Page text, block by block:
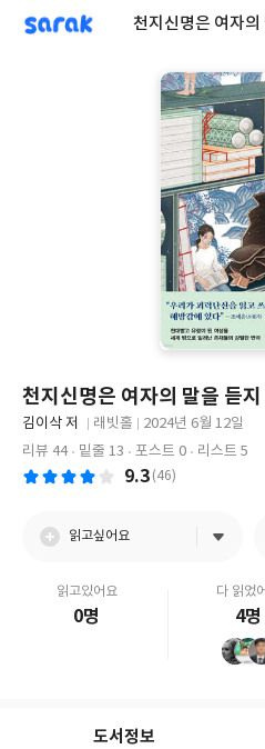
sarak 천지신명은 여자의
천지신명은 여자의 말을 듣지
글
쓴
김이삭 저
출
판
사
래빗홀
출
일
2024년 6월 12일
리뷰 44
밑줄 13 포스트 0 리스트 5
9.3 (46)
읽고싶어요
읽고있어요
0명
다 읽었
4명
도서정보